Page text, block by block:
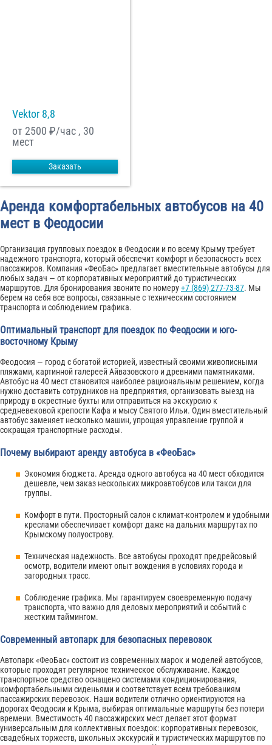
Vektor 8,8
от 2500 ₽/час , 30
мест
Заказать
Аренда комфортабельных автобусов на 40
мест в Феодосии
Организация групповых поездок в Феодосии и по всему Крыму требует
надежного транспорта, который обеспечит комфорт и безопасность всех
пассажиров. Компания «ФеоБас» предлагает вместительные автобусы для
любых задач — от корпоративных мероприятий до туристических
маршрутов. Для бронирования звоните по номеру+7 (869) 277-73-87. Мы
берем на себя все вопросы, связанные с техническим состоянием
транспорта и соблюдением графика.
Оптимальный транспорт для поездок по Феодосии и юго-
восточному Крыму
Феодосия — город с богатой историей, известный своими живописными
пляжами, картинной галереей Айвазовского и древними памятниками.
Автобус на 40 мест становится наиболее рациональным решением, когда
нужно доставить сотрудников на предприятия, организовать выезд на
природу в окрестные бухты или отправиться на экскурсию к
средневековой крепости Кафа и мысу Святого Ильи. Один вместительный
автобус заменяет несколько машин, упрощая управление группой и
сокращая транспортные расходы.
Почему выбирают аренду автобуса в «ФеоБас»
Экономия бюджета. Аренда одного автобуса на 40 мест обходится
дешевле, чем заказ нескольких микроавтобусов или такси для
группы.
Комфорт в пути. Просторный салон с климат-контролем и удобными
креслами обеспечивает комфорт даже на дальних маршрутах по
Крымскому полуострову.
Техническая надежность. Все автобусы проходят предрейсовый
осмотр, водители имеют опыт вождения в условиях города и
загородных трасс.
Соблюдение графика. Мы гарантируем своевременную подачу
транспорта, что важно для деловых мероприятий и событий с
жестким таймингом.
Современный автопарк для безопасных перевозок
Автопарк «ФеоБас» состоит из современных марок и моделей автобусов,
которые проходят регулярное техническое обслуживание. Каждое
транспортное средство оснащено системами кондиционирования,
комфортабельными сиденьями и соответствует всем требованиям
пассажирских перевозок. Наши водители отлично ориентируются на
дорогах Феодосии и Крыма, выбирая оптимальные маршруты без потери
времени. Вместимость 40 пассажирских мест делает этот формат
универсальным для коллективных поездок: корпоративных перевозок,
свадебных торжеств, школьных экскурсий и туристических маршрутов по